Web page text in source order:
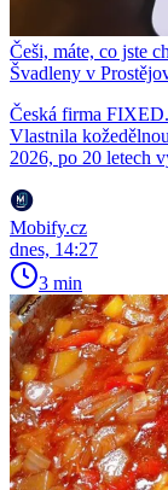
Češi, máte, co jste
Švadleny v
Česká firma
Vlastnila
2026, po 20 letech
Mobify.cz
dnes, 14:27
3 min